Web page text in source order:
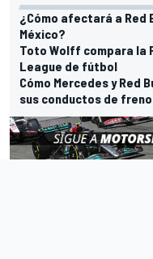
¿Cómo afectará a Red
México?
Toto Wolff compara la
League de fútbol
Cómo Mercedes y Red
sus conductos de freno